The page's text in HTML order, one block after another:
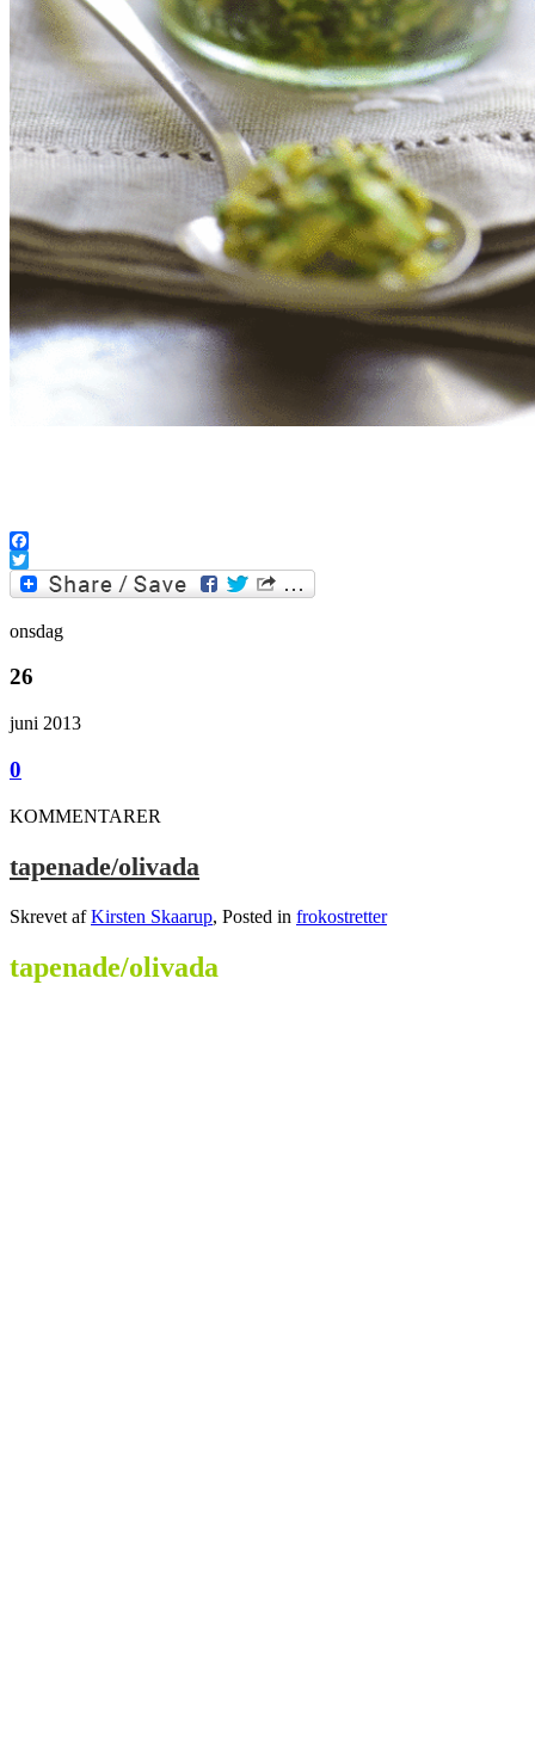
Facebook
Twitter
onsdag
26
juni 2013
0
KOMMENTARER
tapenade/olivada
Skrevet afKirsten Skaarup, Posted in frokostretter
tapenade/olivada